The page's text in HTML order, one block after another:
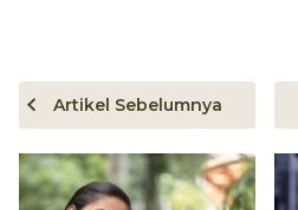
Artikel Sebelumnya